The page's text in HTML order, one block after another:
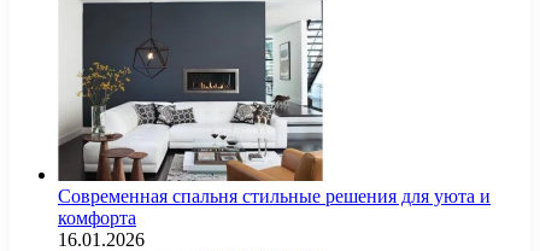
Современная спальня стильные решения для уюта и
комфорта
16.01.2026